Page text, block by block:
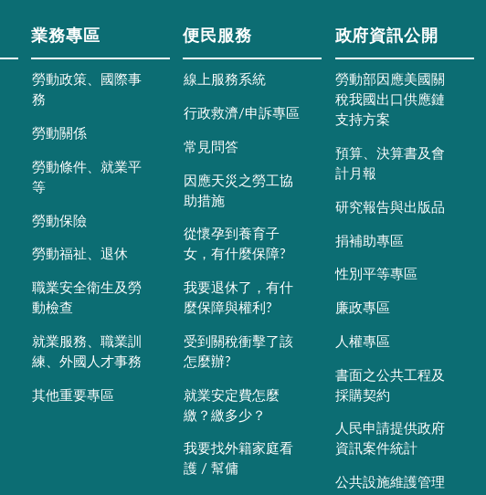
業務專區
勞動政策、國際事
務
勞動關係
勞動條件、就業平
等
勞動保險
勞動福祉、退休
職業安全衛生及勞
動檢查
就業服務、職業訓
練、外國人才事務
其他重要專區
便民服務
線上服務系統
行政救濟/申訴專區
常見問答
因應天災之勞工協
助措施
從懷孕到養育子
女，有什麼保障?
我要退休了，有什
麼保障與權利?
受到關稅衝擊了該
怎麼辦?
就業安定費怎麼
繳？繳多少？
我要找外籍家庭看
護 / 幫傭
政府資訊公開
勞動部因應美國關
稅我國出口供應鏈
支持方案
預算、決算書及會
計月報
研究報告與出版品
捐補助專區
性別平等專區
廉政專區
人權專區
書面之公共工程及
採購契約
人民申請提供政府
資訊案件統計
公共設施維護管理